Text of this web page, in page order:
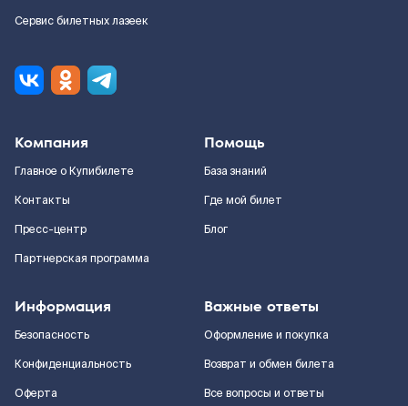
Сервис билетных лазеек
Компания
Главное о Купибилете
Контакты
Пресс-центр
Партнерская программа
Помощь
База знаний
Где мой билет
Блог
Информация
Безопасность
Конфиденциальность
Оферта
Важные ответы
Оформление и покупка
Возврат и обмен билета
Все вопросы и ответы